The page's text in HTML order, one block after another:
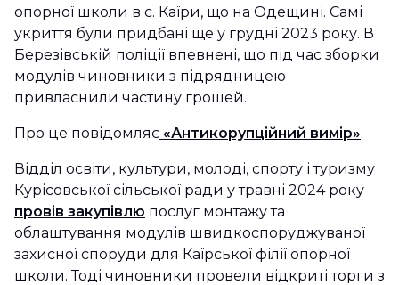
опорної школи в с. Каїри, що на Одещині. Самі
укриття були придбані ще у грудні 2023 року. В
Березівській поліції впевнені, що під час зборки
модулів чиновники з підрядницею
привласнили частину грошей.
Про це повідомляє «Антикорупційний вимір».
Відділ освіти, культури, молоді, спорту і туризму
Курісовської сільської ради у травні 2024 року
провів закупівлю послуг монтажу та
облаштування модулів швидкоспоруджуваної
захисної споруди для Каїрської філії опорної
школи. Тоді чиновники провели відкриті торги з